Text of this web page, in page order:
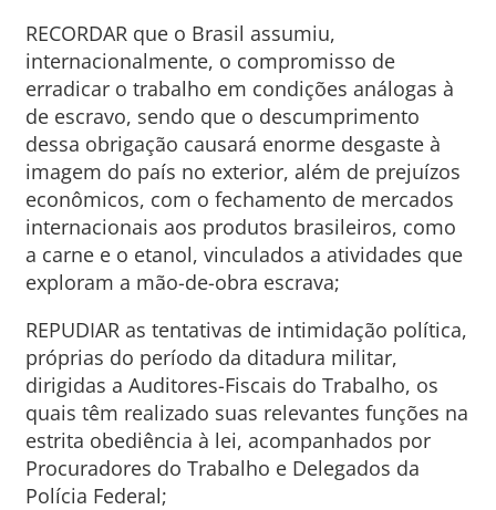
RECORDAR que o Brasil assumiu,
internacionalmente, o compromisso de
erradicar o trabalho em condições análogas à
de escravo, sendo que o descumprimento
dessa obrigação causará enorme desgaste à
imagem do país no exterior, além de prejuízos
econômicos, com o fechamento de mercados
internacionais aos produtos brasileiros, como
a carne e o etanol, vinculados a atividades que
exploram a mão-de-obra escrava;
REPUDIAR as tentativas de intimidação política,
próprias do período da ditadura militar,
dirigidas a Auditores-Fiscais do Trabalho, os
quais têm realizado suas relevantes funções na
estrita obediência à lei, acompanhados por
Procuradores do Trabalho e Delegados da
Polícia Federal;